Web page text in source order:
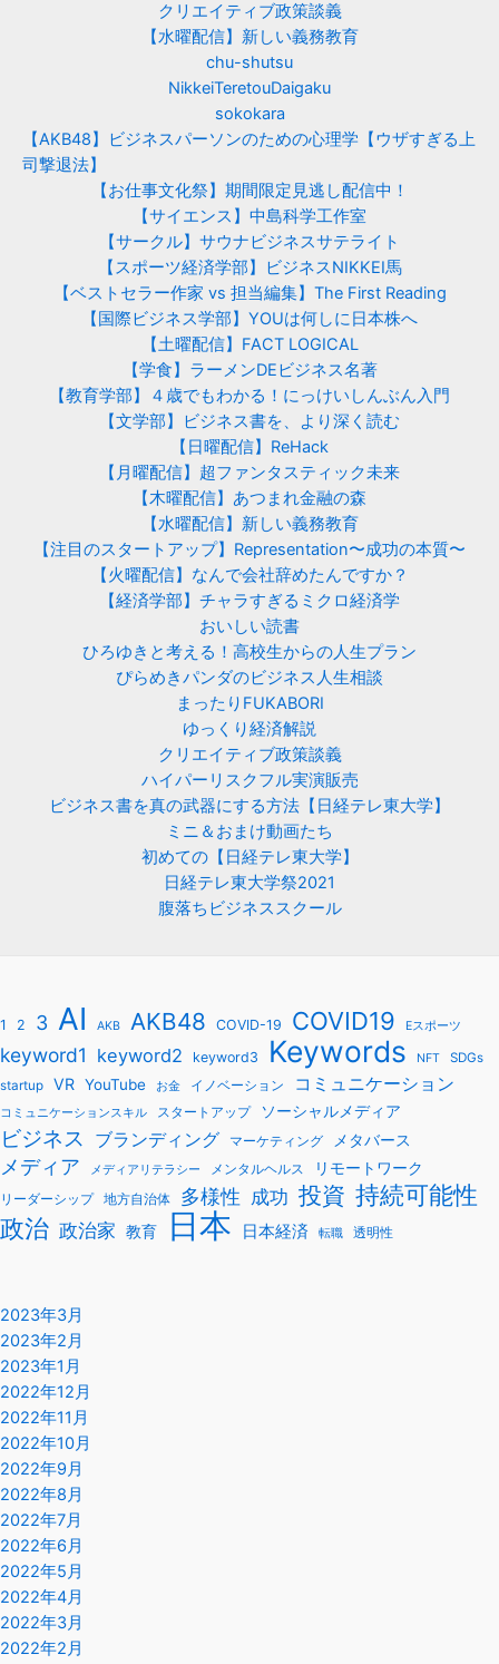
クリエイティブ政策談義
【水曜配信】新しい義務教育
chu-shutsu
NikkeiTeretouDaigaku
sokokara
【AKB48】ビジネスパーソンのための心理学【ウザすぎる上
司撃退法】
【お仕事文化祭】期間限定見逃し配信中！
【サイエンス】中島科学工作室
【サークル】サウナビジネスサテライト
【スポーツ経済学部】ビジネスNIKKEI馬
【ベストセラー作家 vs 担当編集】The First Reading
【国際ビジネス学部】YOUは何しに日本株へ
【土曜配信】FACT LOGICAL
【学食】ラーメンDEビジネス名著
【教育学部】４歳でもわかる！にっけいしんぶん入門
【文学部】ビジネス書を、より深く読む
【日曜配信】ReHack
【月曜配信】超ファンタスティック未来
【木曜配信】あつまれ金融の森
【水曜配信】新しい義務教育
【注目のスタートアップ】Representation〜成功の本質〜
【火曜配信】なんで会社辞めたんですか？
【経済学部】チャラすぎるミクロ経済学
おいしい読書
ひろゆきと考える！高校生からの人生プラン
ぴらめきパンダのビジネス人生相談
まったりFUKABORI
ゆっくり経済解説
クリエイティブ政策談義
ハイパーリスクフル実演販売
ビジネス書を真の武器にする方法【日経テレ東大学】
ミニ＆おまけ動画たち
初めての【日経テレ東大学】
日経テレ東大学祭2021
腹落ちビジネススクール
1 2 3 AI AKB AKB48 COVID-19 COVID19 Eスポーツ
keyword1 keyword2 keyword3 Keywords NFT
SDGs
startup
VR YouTube お金 イノベーション コミュニケーション
コミュニケーションスキル スタートアップ ソーシャルメディア
ビジネス ブランディング マーケティング メタバース
メディア メディアリテラシー メンタルヘルス リモートワーク
リーダーシップ 地方自治体 多様性 成功 投資 持続可能性
政治 政治家 教育 日本 日本経済 転職 透明性
2023年3月
2023年2月
2023年1月
2022年12月
2022年11月
2022年10月
2022年9月
2022年8月
2022年7月
2022年6月
2022年5月
2022年4月
2022年3月
2022年2月